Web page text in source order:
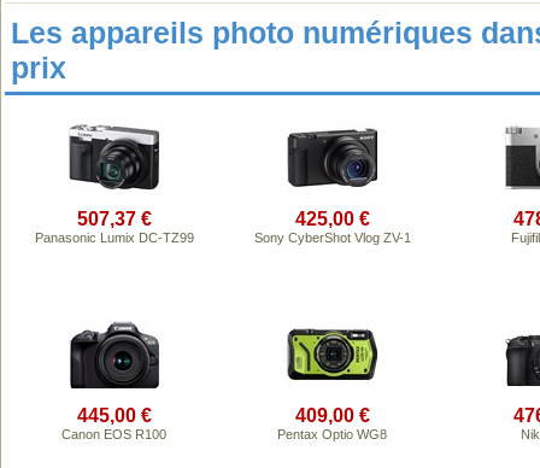
Les appareils photo numériques
prix
507,37 €
Panasonic Lumix DC-TZ99
425,00 €
Sony CyberShot Vlog ZV-1
445,00 €
Canon EOS R100
409,00 €
Pentax Optio WG8